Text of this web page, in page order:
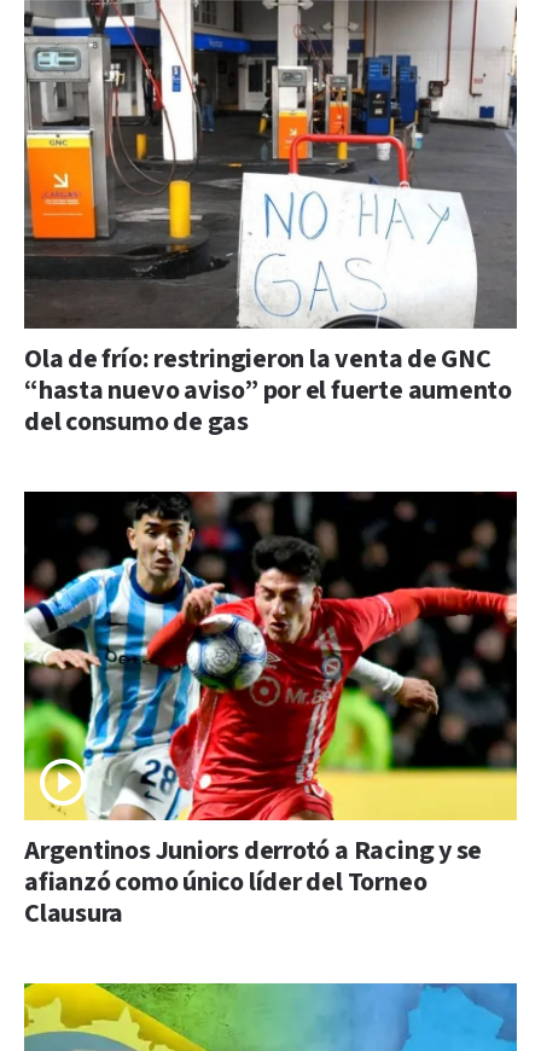
Ola de frío: restringieron la venta de GNC
“hasta nuevo aviso” por el fuerte aumento
del consumo de gas
Argentinos Juniors derrotó a Racing y se
afianzó como único líder del Torneo
Clausura